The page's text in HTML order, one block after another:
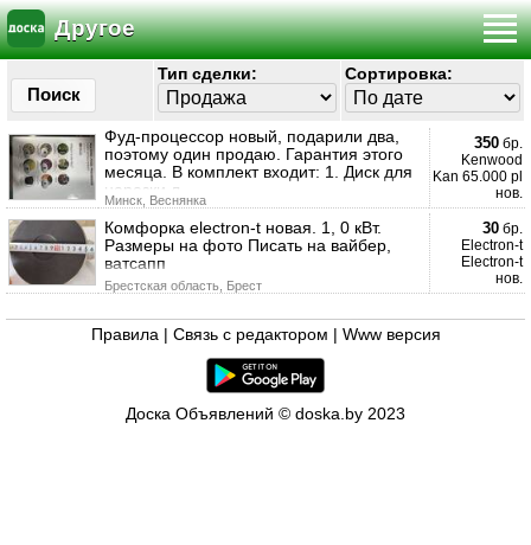
Другое
Поиск
Тип сделки: Сортировка:
Фуд-процессор новый, подарили два,
поэтому один продаю. Гарантия этого
месяца. В комплект входит: 1. Диск для
нарезки л
Минск, Веснянка
350 бр.
Kenwood
Kan 65.000 pl
нов.
Комфорка electron-t новая. 1, 0 кВт.
Размеры на фото Писать на вайбер,
ватсапп
Брестская область, Брест
30 бр.
Electron-t
Electron-t
нов.
Правила Связь с редактором Www версия
Доска Объявлений © doska.by 2023